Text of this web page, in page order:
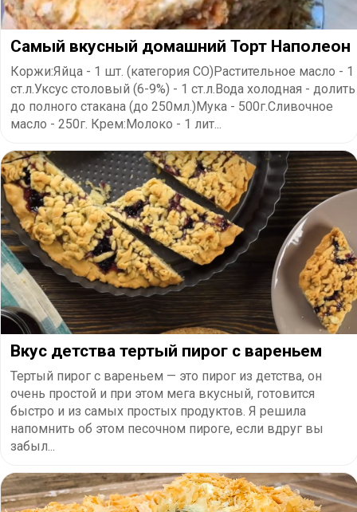
Самый вкусный домашний Торт Наполеон
Коржи:Яйца - 1 шт. (категория СО)Растительное масло - 1
ст.л.Уксус столовый (6-9%) - 1 ст.л.Вода холодная - долить
до полного стакана (до 250мл.)Мука - 500г.Сливочное
масло - 250г. Крем:Молоко - 1 лит...
​Вкус детства тертый пирог с вареньем
Тертый пирог с вареньем — это пирог из детства, он
очень простой и при этом мега вкусный, готовится
быстро и из самых простых продуктов. Я решила
напомнить об этом песочном пироге, если вдруг вы
забыл...